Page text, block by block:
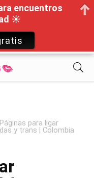
Páginas para ligar
y trans | Colombia
encuentros
☀